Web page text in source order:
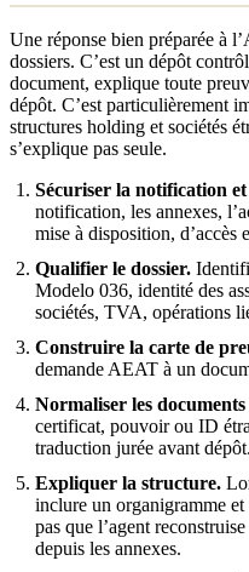
Une réponse bien préparée à
dossiers. C’est un dépôt
document, explique toute
dépôt. C’est particulièrement
structures holding et sociétés
s’explique pas seule.
Sécuriser la notification et
notification, les annexes,
mise à disposition, d’accès
Qualifier le dossier.
Modelo 036, identité des
sociétés, TVA, opérations
Construire la carte de
demande AEAT à un
Normaliser les
certificat, pouvoir ou ID
traduction jurée avant dépôt.
Expliquer la structure.
inclure un organigramme
pas que l’agent
depuis les annexes.